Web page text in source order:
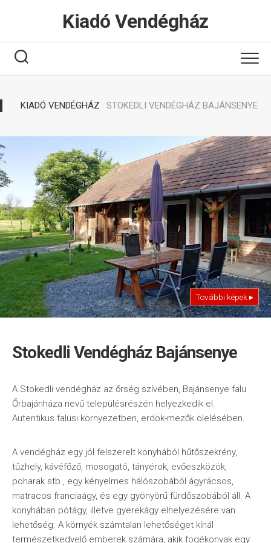
Kiadó Vendégház
KIADÓ VENDÉGHÁZ · STOKEDLI VENDÉGHÁZ BAJÁNSENYE
További képek ▸
Stokedli Vendégház Bajánsenye
A Stokedli vendégház az őrség szívében, Bajánsenye falu
Őrbajánháza nevű településrészén helyezkedik el.
Autentikus falusi környezetben, erdök-mezők ölelésében.
A vendégház egy jól felszerelt konyhából hűtőszekrény,
tűzhely, kávéfőző, mosogató, tányérok, evőeszközök,
poharak stb., egy kényelmes hálószobából ágyrácsos,
matracos franciaágy, és egy gyönyörű fürdőszobából áll. A
konyhában pótágy, illetve gyerekágy elhelyezésére van
lehetőség. A környék számtalan lehetőséget kínál
természetkedvelő emberek számára, akik fogékonyak egy